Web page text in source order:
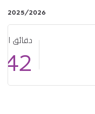
2025/2026
دقائق